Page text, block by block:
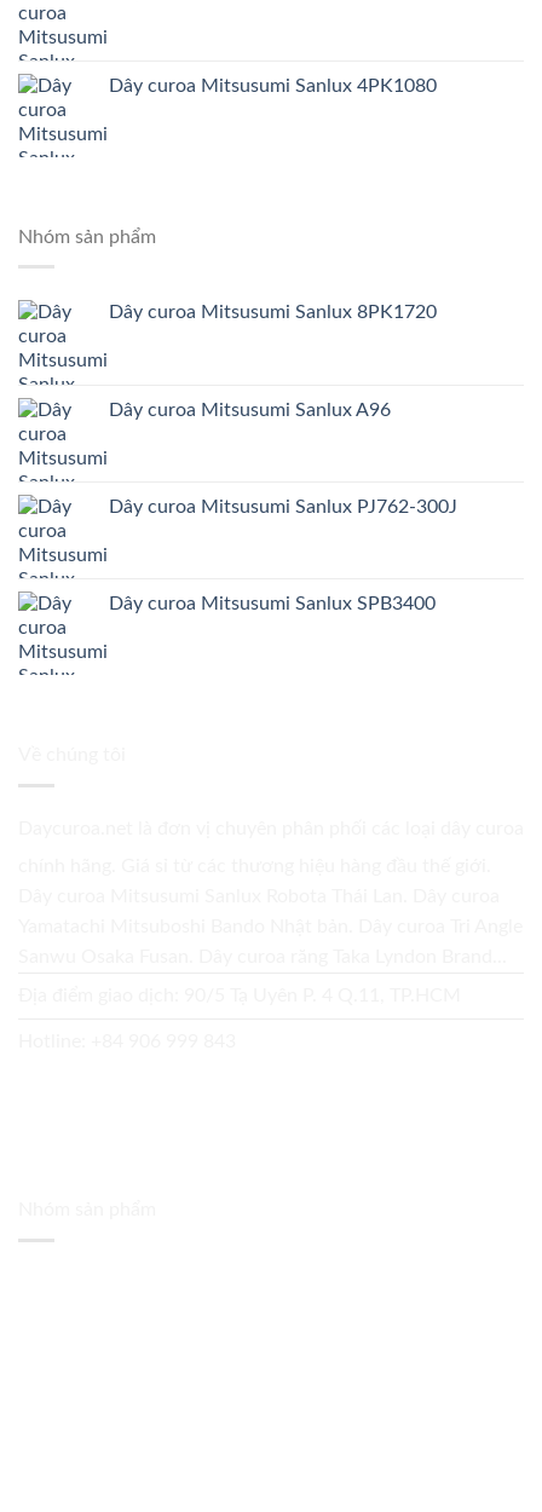
Dây curoa Mitsusumi Sanlux 4PK1080
Nhóm sản phẩm
Dây curoa Mitsusumi Sanlux 8PK1720
Dây curoa Mitsusumi Sanlux A96
Dây curoa Mitsusumi Sanlux PJ762-300J
Dây curoa Mitsusumi Sanlux SPB3400